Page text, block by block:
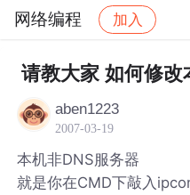
网络编程 加入
社区 网络编程 帖
请教大家 如何修
aben1223
2007-03-19
本机非DNS服务器
就是你在CMD下敲入